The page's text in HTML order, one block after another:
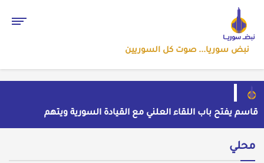
نبض سوريا... صوت كل السوريين
قاسم يفتح باب اللقاء العلني مع القيادة السورية ويتهم
السلطة في بيروت بـ"خدمة إسرائيل"
بسبب موجة الحر والجفاف... فرنسا توقف تشغيل 3
مفاعلات نووية
ضبط شحنة أدوية مخدرة في عجلة سورية بمنفذ الوليد
العراقي
من الاستيلاء على الأراضي إلى اعتقال الصحفيين: ملف
محلي